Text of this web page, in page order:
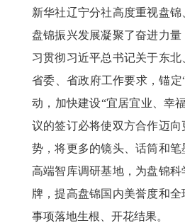
新华社辽宁分社高度重视盘
盘锦振兴发展凝聚了奋进力
习贯彻习近平总书记关于东
省委、省政府工作要求，锚
动，加快建设“宜居宜业、幸
议的签订必将使双方合作迈
势，将更多的镜头、话筒和
高端智库调研基地，为盘锦
牌，提高盘锦国内美誉度和
事项落地生根、开花结果。